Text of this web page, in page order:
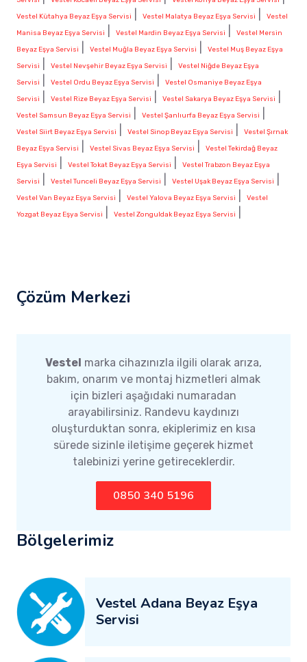
Vestel Kütahya Beyaz Eşya Servisi Vestel Malatya Beyaz Eşya Servisi
Vestel
Manisa Beyaz Eşya Servisi
Vestel Mardin Beyaz Eşya Servisi
Vestel Mersin
Beyaz Eşya Servisi
Vestel Muğla Beyaz Eşya Servisi
Vestel Muş Beyaz Eşya
Servisi
Vestel Nevşehir Beyaz Eşya Servisi
Vestel Niğde Beyaz Eşya
Servisi
Vestel Ordu Beyaz Eşya Servisi
Vestel Osmaniye Beyaz Eşya
Servisi
Vestel Rize Beyaz Eşya Servisi Vestel Sakarya Beyaz Eşya Servisi
Vestel Samsun Beyaz Eşya Servisi Vestel Şanlıurfa Beyaz Eşya Servisi
Vestel Siirt Beyaz Eşya Servisi Vestel Sinop Beyaz Eşya Servisi
Vestel Şırnak
Beyaz Eşya Servisi
Vestel Sivas Beyaz Eşya Servisi
Vestel Tekirdağ Beyaz
Eşya Servisi
Vestel Tokat Beyaz Eşya Servisi
Vestel Trabzon Beyaz Eşya
Servisi
Vestel Tunceli Beyaz Eşya Servisi Vestel Uşak Beyaz Eşya Servisi
Vestel Van Beyaz Eşya Servisi Vestel Yalova Beyaz Eşya Servisi
Vestel
Yozgat Beyaz Eşya Servisi
Vestel Zonguldak Beyaz Eşya Servisi
Çözüm Merkezi
Vestel marka cihazınızla ilgili olarak arıza,
bakım, onarım ve montaj hizmetleri almak
için bizleri aşağıdaki numaradan
arayabilirsiniz. Randevu kaydınızı
oluşturduktan sonra, ekiplerimiz en kısa
sürede sizinle iletişime geçerek hizmet
talebinizi yerine getireceklerdir.
0850 340 5196
Bölgelerimiz
Vestel Adana Beyaz Eşya
Servisi